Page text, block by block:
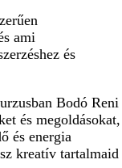
ami
és
Bodó Reni
és megoldásokat,
és energia
kreatív tartalmaid